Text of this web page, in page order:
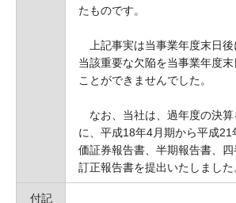
たものです。
上記事実は当事業年度末日後
当該重要な欠陥を当事業年度
ことができませんでした。
なお、当社は、過年度の決算
に、平成18年4月期から平成21
価証券報告書、半期報告書、
訂正報告書を提出いたしました
付記